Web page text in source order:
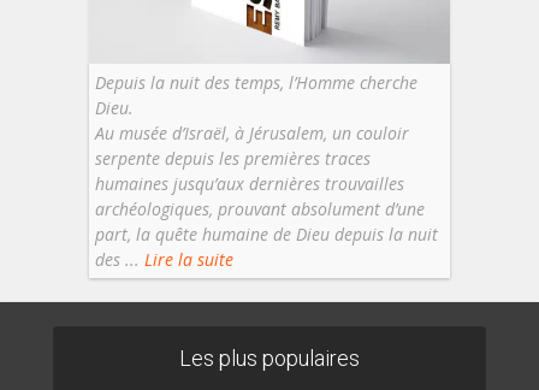
Depuis la nuit des temps, l’Homme cherche
Dieu.
Au musée d’Israël, à Jérusalem, un couloir
serpente depuis les premières traces
humaines jusqu’aux dernières trouvailles
archéologiques, prouvant absolument d’une
part, la quête humaine de Dieu depuis la nuit
des ... Lire la suite
Les plus populaires